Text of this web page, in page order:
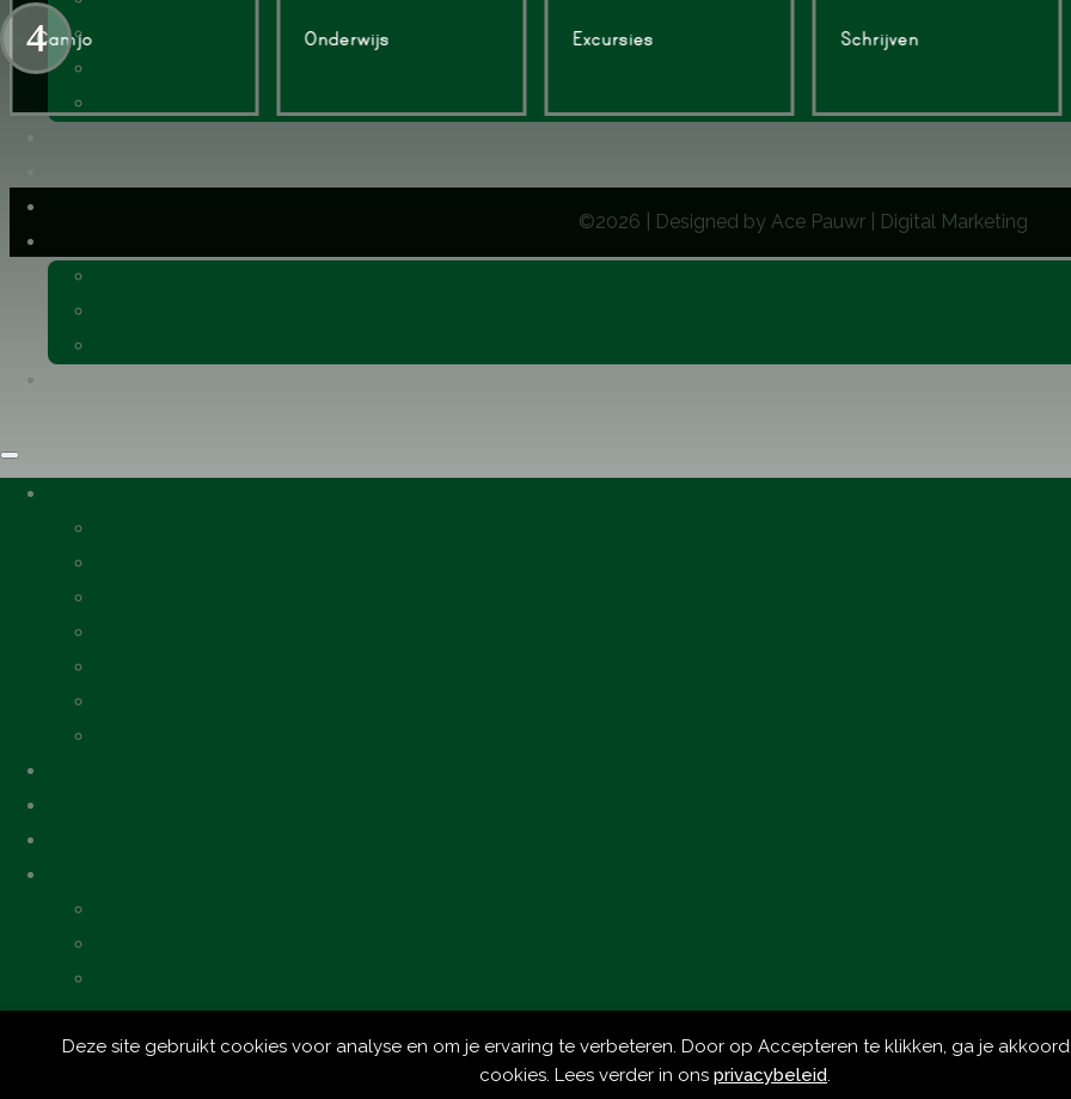
Deze site gebruikt cookies voor analyse en om je ervaring te verbeteren. Door op Accepteren te klikken, ga je
cookies. Lees verder in ons privacybeleid.
Cookie voorkeuren
Camjo Onderwijs Excursies Schrijven
©2026 | Designed by Ace Pauwr | Digital Marketing